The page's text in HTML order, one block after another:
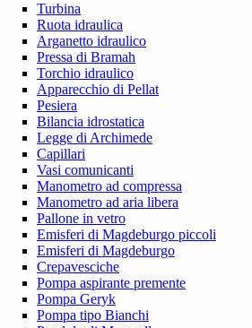
Turbina
Ruota idraulica
Arganetto idraulico
Pressa di Bramah
Torchio idraulico
Apparecchio di Pellat
Pesiera
Bilancia idrostatica
Legge di Archimede
Capillari
Vasi comunicanti
Manometro ad compressa
Manometro ad aria libera
Pallone in vetro
Emisferi di Magdeburgo piccoli
Emisferi di Magdeburgo
Crepavesciche
Pompa aspirante premente
Pompa Geryk
Pompa tipo Bianchi